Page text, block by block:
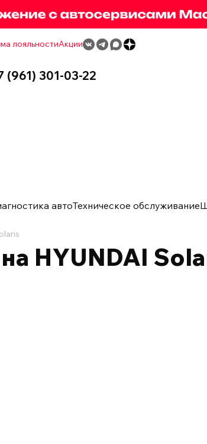
лояльностиАкции
(961) 301-03-22
автоТехническое обслуживание
HYUNDAI